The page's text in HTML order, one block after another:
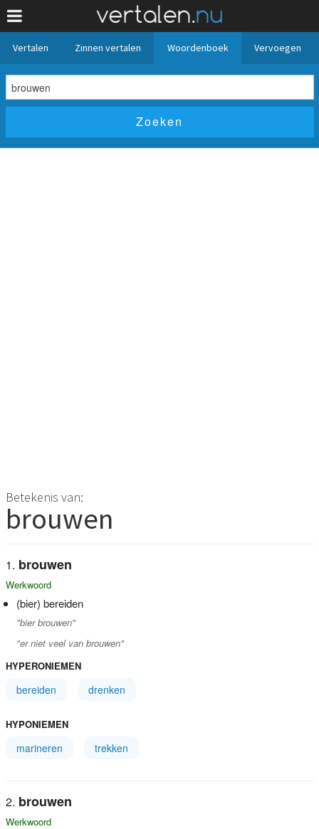
Vertalen Zinnen vertalen Woordenboek Vervoegen
Betekenis van:
brouwen
brouwen
Werkwoord
(bier) bereiden
"bier brouwen"
"er niet veel van brouwen"
HYPERONIEMEN
bereiden drenken
HYPONIEMEN
marineren trekken
brouwen
Werkwoord